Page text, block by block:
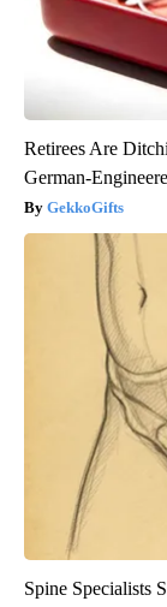
Retirees Are
German-
GekkoGifts
Spine Specialists